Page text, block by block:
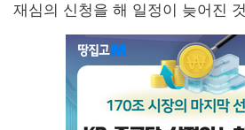
재심의 신청을 해 일정이 늦어진